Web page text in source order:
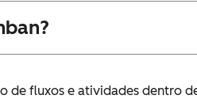
de fluxos e atividades dentro